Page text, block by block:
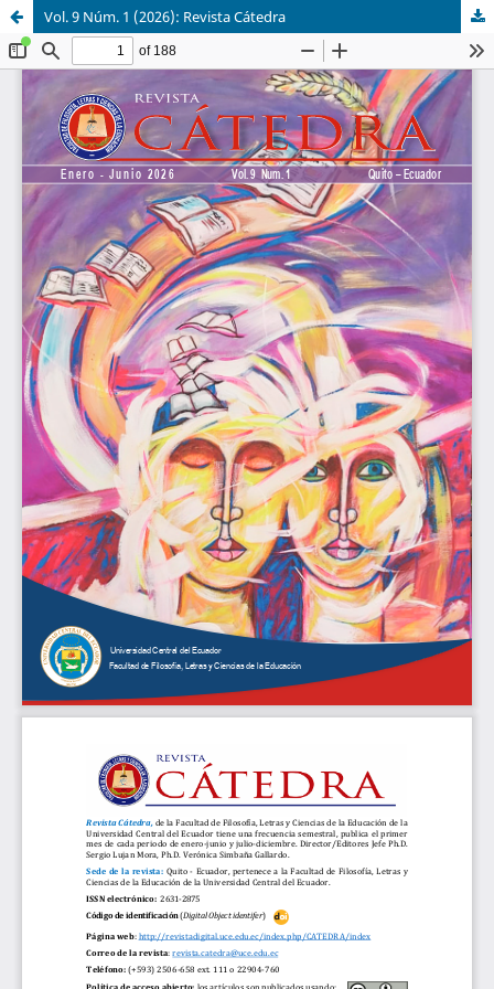
Vol. 9 Núm. 1 (2026): Revista Cátedra